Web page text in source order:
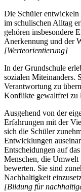
Die Schüler entwickeln
im schulischen Alltag
gehören insbesondere
Anerkennung und der
[Werteorientierung]
In der Grundschule
sozialen Miteinanders.
Verantwortung zu
Konflikte gewaltfrei zu
Ausgehend von der
Erfahrungen mit der
sich die Schüler
Entwicklungen
Entscheidungen auf
Menschen, die Umwelt
bewerten. Sie sind
Nachhaltigkeit
[Bildung für